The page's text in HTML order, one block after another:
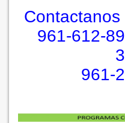
961-612-
961-